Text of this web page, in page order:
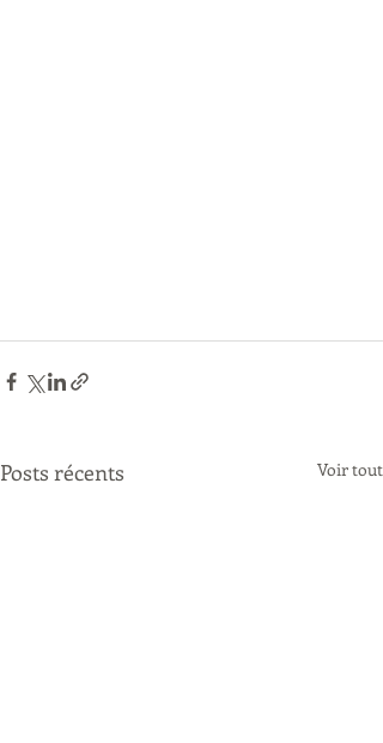
Posts récents Voir tout